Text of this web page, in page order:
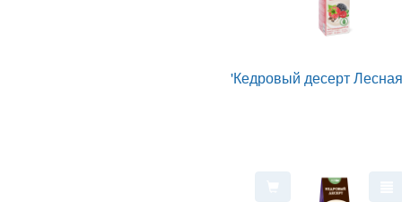
'Кедровый десерт